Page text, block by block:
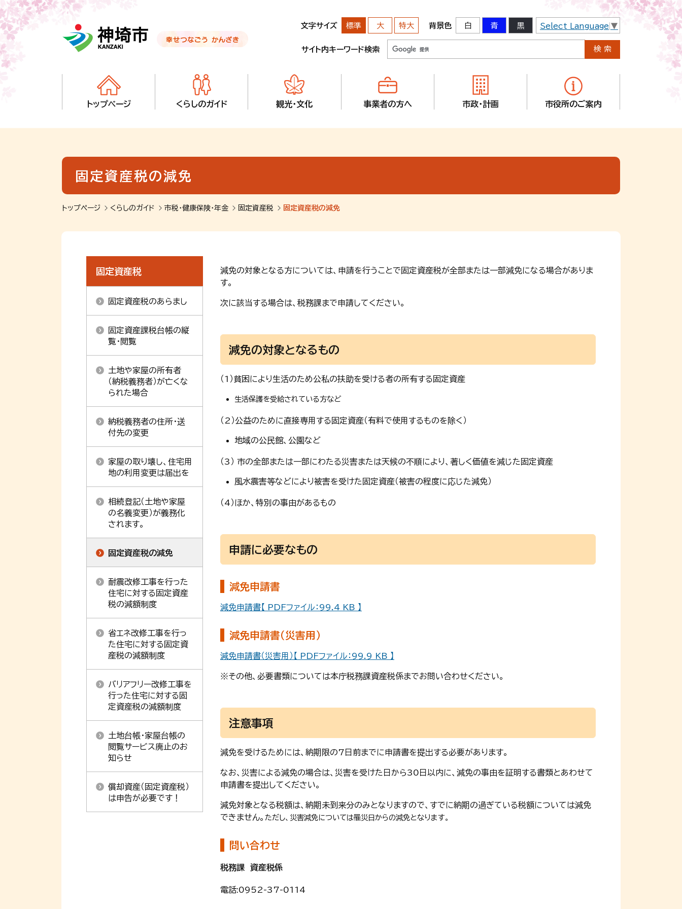
音声読み上げ用ナビゲーションです。
本文へ移動します
ページ最後（フッター）へ移動します
音声読み上げ用ナビゲーションはここまでです。
文字サイズ 標準 大 特大 背景色 白 青 黒 Select Language ▼
サイト内キーワード検索
トップページ くらしのガイド 観光・文化 事業者の方へ 市政・計画 市役所のご案内
固定資産税の減免
トップページ くらしのガイド 市税・健康保険・年金 固定資産税 固定資産税の減免
減免の対象となる方については、申請を行うことで固定資産税が全部または一部減免になる場合がありま
す。
次に該当する場合は、税務課まで申請してください。
減免の対象となるもの
（1）貧困により生活のため公私の扶助を受ける者の所有する固定資産
生活保護を受給されている方など
（2）公益のために直接専用する固定資産（有料で使用するものを除く）
地域の公民館、公園など
（3） 市の全部または一部にわたる災害または天候の不順により、著しく価値を減じた固定資産
風水震害等などにより被害を受けた固定資産（被害の程度に応じた減免）
（4）ほか、特別の事由があるもの
申請に必要なもの
減免申請書
減免申請書【 PDFファイル：99.4 KB 】
減免申請書（災害用）
減免申請書（災害用）【 PDFファイル：99.9 KB 】
※その他、必要書類については本庁税務課資産税係までお問い合わせください。
注意事項
減免を受けるためには、納期限の7日前までに申請書を提出する必要があります。
なお、災害による減免の場合は、災害を受けた日から30日以内に、減免の事由を証明する書類とあわせて
申請書を提出してください。
減免対象となる税額は、納期未到来分のみとなりますので、すでに納期の過ぎている税額については減免
できません。 ただし、災害減免については罹災日からの減免となります。
問い合わせ
税務課 資産税係
電話:0952-37-0114
固定資産税
固定資産税のあらまし
固定資産課税台帳の縦
覧・閲覧
土地や家屋の所有者
（納税義務者）が亡くな
られた場合
納税義務者の住所・送
付先の変更
家屋の取り壊し、住宅用
地の利用変更は届出を
相続登記（土地や家屋
の名義変更）が義務化
されます。
固定資産税の減免
耐震改修工事を行った
住宅に対する固定資産
税の減額制度
省エネ改修工事を行っ
た住宅に対する固定資
産税の減額制度
バリアフリー改修工事を
行った住宅に対する固
定資産税の減額制度
土地台帳･家屋台帳の
閲覧サービス廃止のお
知らせ
償却資産（固定資産税）
は申告が必要です！